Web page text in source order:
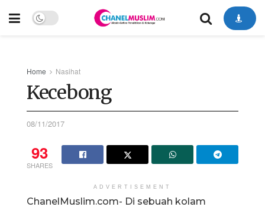
Home Nasihat
Kecebong
08/11/2017
93
SHARES
ADVERTISEMENT
ChanelMuslim.com- Di sebuah kolam